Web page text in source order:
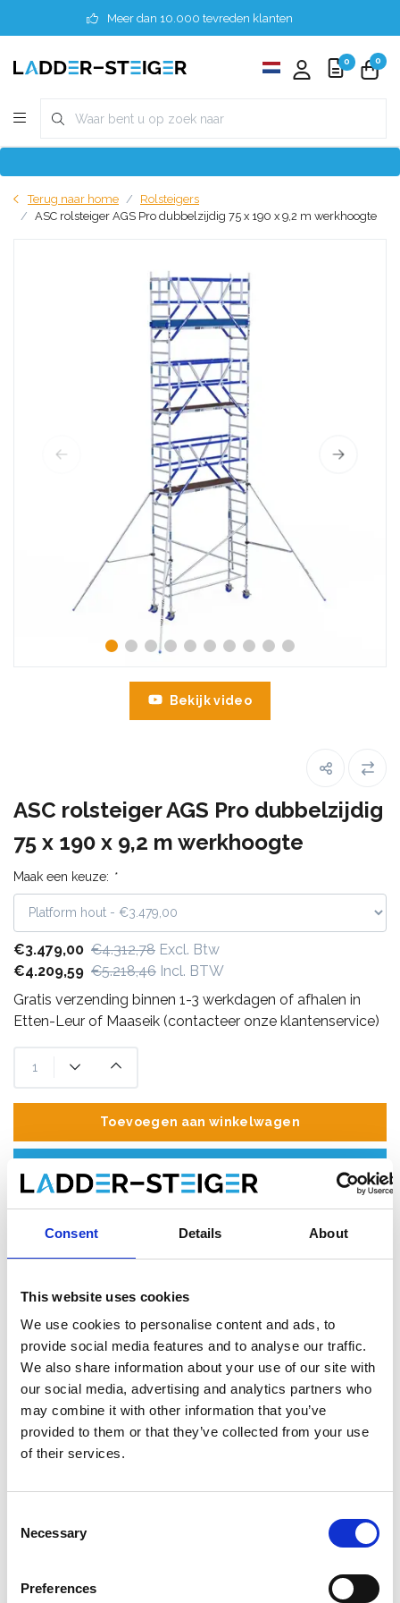
Consent Details About
This website uses cookies
We use cookies to personalise content and ads, to
provide social media features and to analyse our traffic.
We also share information about your use of our site with
our social media, advertising and analytics partners who
may combine it with other information that you’ve
provided to them or that they’ve collected from your use
of their services.
Selection
Necessary
Preferences
Meer dan 10.000 tevreden klanten
0 0
Terug naar home
Rolsteigers
ASC rolsteiger AGS Pro dubbelzijdig 75 x 190 x 9,2 m werkhoogte
Bekijk video
ASC rolsteiger AGS Pro dubbelzijdig
75 x 190 x 9,2 m werkhoogte
Maak een keuze: *
€3.479,00 €4.312,78 Excl. Btw
€4.209,59 €5.218,46 Incl. BTW
Gratis verzending binnen 1-3 werkdagen of afhalen in
Etten-Leur of Maaseik (contacteer onze klantenservice)
Toevoegen aan winkelwagen
Opslaan in favorieten
Product informatie Vergelijkbare producten
Beschrijving
DeASC AGS (Advantaged Guardrail System) rolsteiger
voldoet aan de nieuwe norm. Vanaf 1 januari 2018 is het verplicht
om altijd een leuning te hebben bij betreding van een volgend
De platforms zijn verkrijgbaar met een houten deck of
De AGS Pro rolsteiger is geschikt voor werkzaamheden